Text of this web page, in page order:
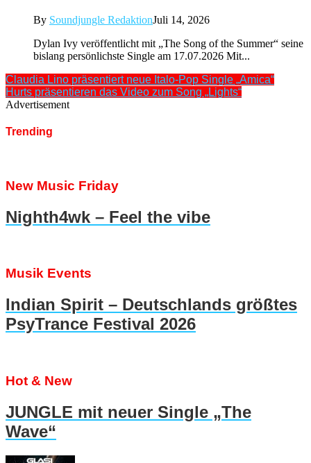
By Soundjungle RedaktionJuli 14, 2026
Dylan Ivy veröffentlicht mit „The Song of the Summer“ seine
bislang persönlichste Single am 17.07.2026 Mit...
Claudia Lino präsentiert neue Italo-Pop Single „Amica“
Hurts präsentieren das Video zum Song „Lights“
Advertisement
Trending
New Music Friday
Nighth4wk – Feel the vibe
Musik Events
Indian Spirit – Deutschlands größtes
PsyTrance Festival 2026
Hot & New
JUNGLE mit neuer Single „The
Wave“